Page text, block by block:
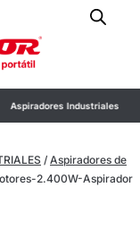
Aspiradores Industriales
/ Aspiradores de
2.400W-Aspirador